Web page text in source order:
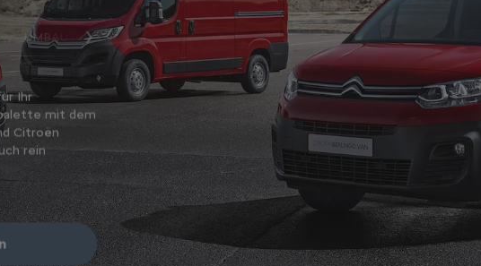
Ihr
mit dem
Citroën
rein
Suchen Sie einen Firmenwagen für Ihren Job oder Ihre
Geschäftsreisen? In unserer Modellpalette finden Sie eine breite
Auswahl an Elektrofahrzeugen, SUV, Kompakt- oder
Reiselimousinen und Vans.
PKW-Modelpalette entdecken
UMBAUTENWeiter